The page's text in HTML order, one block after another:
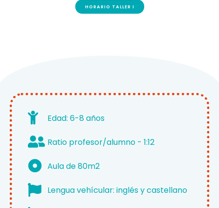
HORARIO TALLER I
Edad: 6-8 años
Ratio profesor/alumno - 1:12
Aula de 80m2
Lengua vehícular: inglés y castellano